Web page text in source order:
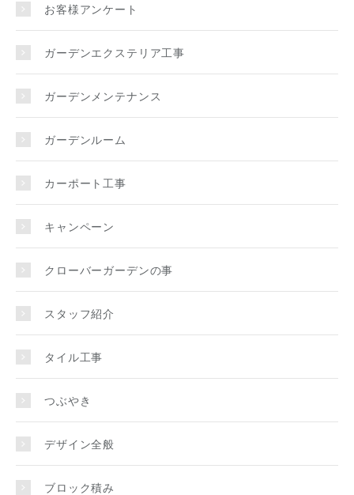
お客様アンケート
ガーデンエクステリア工事
ガーデンメンテナンス
ガーデンルーム
カーポート工事
キャンペーン
クローバーガーデンの事
スタッフ紹介
タイル工事
つぶやき
デザイン全般
ブロック積み